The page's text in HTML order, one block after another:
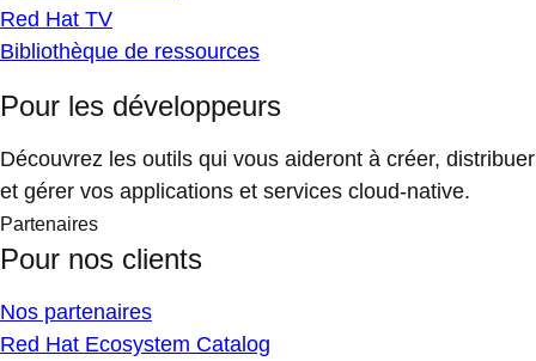
Red Hat TV
Bibliothèque de ressources
Pour les développeurs
Découvrez les outils qui vous aideront à créer, distribuer
et gérer vos applications et services cloud-native.
Partenaires
Pour nos clients
Nos partenaires
Red Hat Ecosystem Catalog